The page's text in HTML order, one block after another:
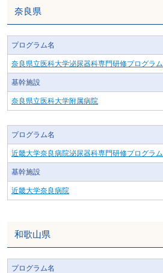
奈良県
プログラム名
奈良県立医科大学泌尿器科専門研修プログラム
基幹施設
奈良県立医科大学附属病院
プログラム名
近畿大学奈良病院泌尿器科専門研修プログラム
基幹施設
近畿大学奈良病院
和歌山県
プログラム名